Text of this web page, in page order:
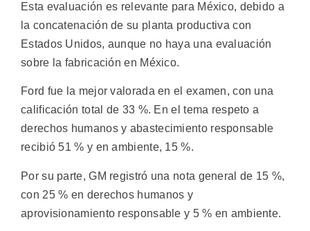
Esta evaluación es relevante para México, debido a
la concatenación de su planta productiva con
Estados Unidos, aunque no haya una evaluación
sobre la fabricación en México.
Ford fue la mejor valorada en el examen, con una
calificación total de 33 %. En el tema respeto a
derechos humanos y abastecimiento responsable
recibió 51 % y en ambiente, 15 %.
Por su parte, GM registró una nota general de 15 %,
con 25 % en derechos humanos y
aprovisionamiento responsable y 5 % en ambiente.